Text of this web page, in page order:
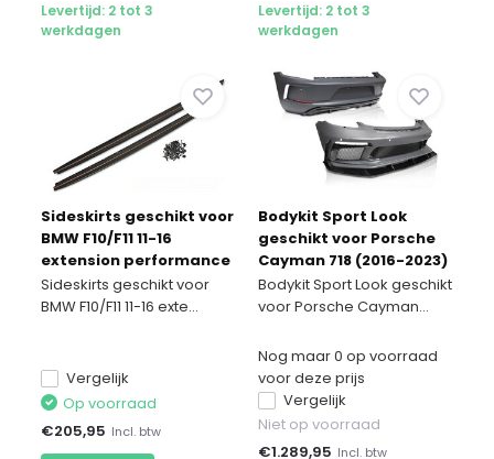
Levertijd: 2 tot 3
werkdagen
Levertijd: 2 tot 3
werkdagen
Sideskirts geschikt voor
BMW F10/F11 11-16
extension performance
stijl
Sideskirts geschikt voor
BMW F10/F11 11-16 exte...
Vergelijk
Op voorraad
€205,95 Incl. btw
Bodykit Sport Look
geschikt voor Porsche
Cayman 718 (2016-2023)
Bodykit Sport Look geschikt
voor Porsche Cayman...
Nog maar 0 op voorraad
voor deze prijs
Vergelijk
Niet op voorraad
€1.289,95 Incl. btw